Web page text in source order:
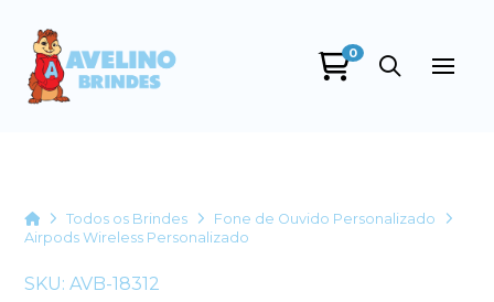
0
HomeTodos os Brindes
Fone de Ouvido Personalizado
Airpods Wireless Personalizado
SKU: AVB-18312